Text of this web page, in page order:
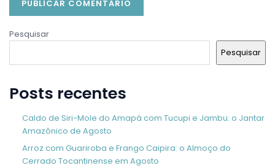
Pesquisar
Pesquisar
Posts recentes
Caldo de Siri-Mole do Amapá com Tucupi e Jambu: o Jantar
Amazônico de Agosto
Arroz com Guariroba e Frango Caipira: o Almoço do
Cerrado Tocantinense em Agosto